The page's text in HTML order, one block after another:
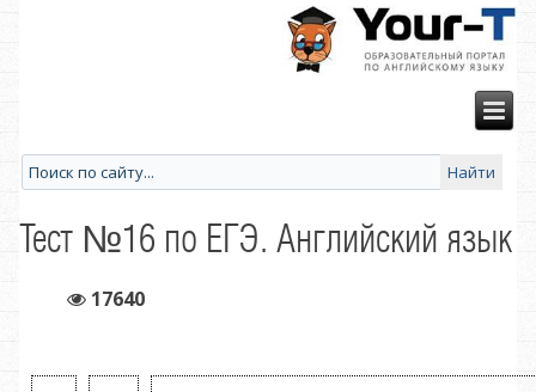
Тест №16 по ЕГЭ. Английский язык
17640